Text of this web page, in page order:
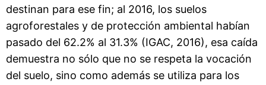
destinan para ese fin; al 2016, los suelos
agroforestales y de protección ambiental habían
pasado del 62.2% al 31.3% (IGAC, 2016), esa caída
demuestra no sólo que no se respeta la vocación
del suelo, sino como además se utiliza para los